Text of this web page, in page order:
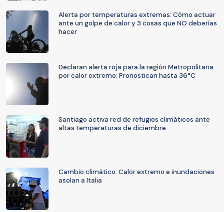
Alerta por temperaturas extremas: Cómo actuar
ante un golpe de calor y 3 cosas que NO deberías
hacer
Declaran alerta roja para la región Metropolitana
por calor extremo: Pronostican hasta 36°C
Santiago activa red de refugios climáticos ante
altas temperaturas de diciembre
Cambio climático: Calor extremo e inundaciones
asolan a Italia